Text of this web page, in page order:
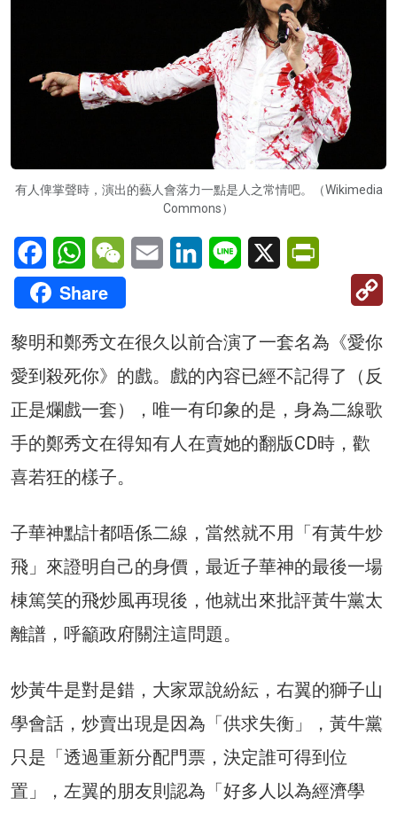
有人俾掌聲時，演出的藝人會落力一點是人之常情吧。（Wikimedia
Commons）
FacebookWhatsAppWeChatEmail LinkedInLine X
Share
黎明和鄭秀文在很久以前合演了一套名為《愛你
愛到殺死你》的戲。戲的內容已經不記得了（反
正是爛戲一套），唯一有印象的是，身為二線歌
手的鄭秀文在得知有人在賣她的翻版CD時，歡
喜若狂的樣子。
子華神點計都唔係二線，當然就不用「有黃牛炒
飛」來證明自己的身價，最近子華神的最後一場
棟篤笑的飛炒風再現後，他就出來批評黃牛黨太
離譜，呼籲政府關注這問題。
炒黃牛是對是錯，大家眾說紛紜，右翼的獅子山
學會話，炒賣出現是因為「供求失衡」，黃牛黨
只是「透過重新分配門票，決定誰可得到位
置」，左翼的朋友則認為「好多人以為經濟學